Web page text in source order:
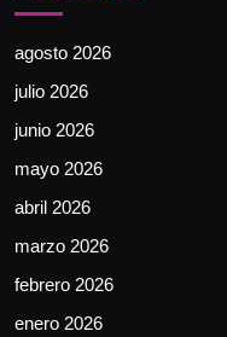
agosto 2026
julio 2026
junio 2026
mayo 2026
abril 2026
marzo 2026
febrero 2026
enero 2026